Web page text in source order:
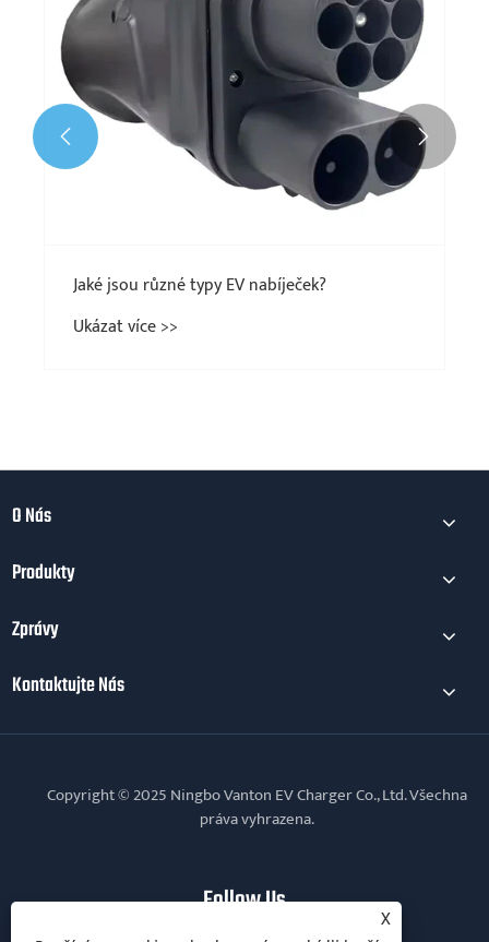
Jaké jsou různé typy EV nabíječek?
Ukázat více >>
 
O Nás
Produkty
Zprávy
Kontaktujte Nás
Copyright © 2025 Ningbo Vanton EV Charger Co., Ltd. Všechna
práva vyhrazena.
Follow Us
X